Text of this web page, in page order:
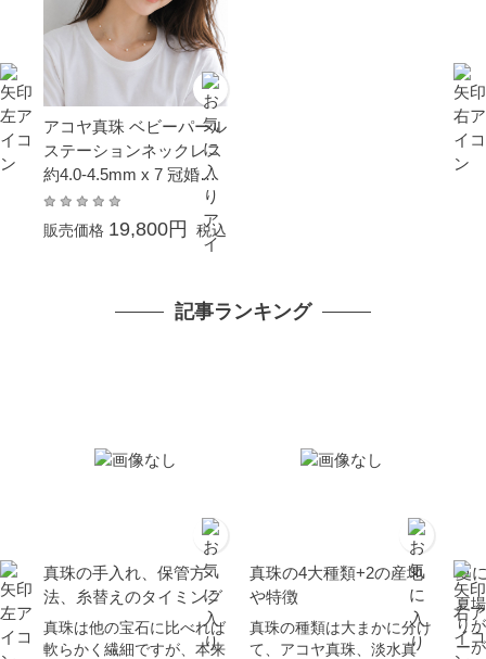
アコヤ真珠 ベビーパール
ステーションネックレス
約4.0-4.5mm x 7 冠婚葬
祭 結婚式 卒業 入園 入学
式 母の日 ホワイトデー
プレゼント 金属アレルギ
販売価格 19,800円 税込
記事ランキング
真珠の手入れ、保管方
法、糸替えのタイミング
真珠は他の宝石に比べれば
軟らかく繊細ですが、本来
真珠の4大種類+2の産地
や特徴
真珠の種類は大まかに分け
て、アコヤ真珠、淡水真
夏
夏
り
ー